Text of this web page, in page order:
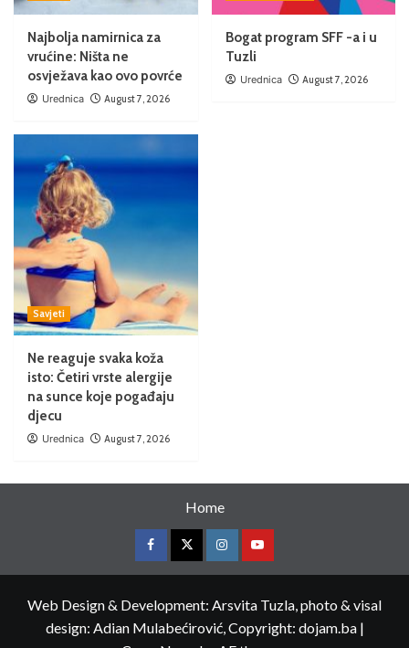
Najbolja namirnica za
vrućine: Ništa ne
osvježava kao ovo povrće
Urednica August 7, 2026
Bogat program SFF -a i u
Tuzli
Urednica August 7, 2026
Savjeti
Ne reaguje svaka koža
isto: Četiri vrste alergije
na sunce koje pogađaju
djecu
Urednica August 7, 2026
Home
Web Design & Development: Arsvita Tuzla, photo & visal
design: Adian Mulabećirović, Copyright: dojam.ba |